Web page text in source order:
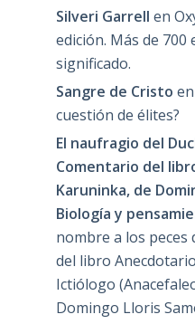
Silveri Garrell en
edición. Más de 700
significado.
Sangre de Cristo en
cuestión de élites?
El naufragio del
Comentario del
Karuninka, de
Biología y
nombre a los peces
del libro
Ictiólogo
Domingo Lloris